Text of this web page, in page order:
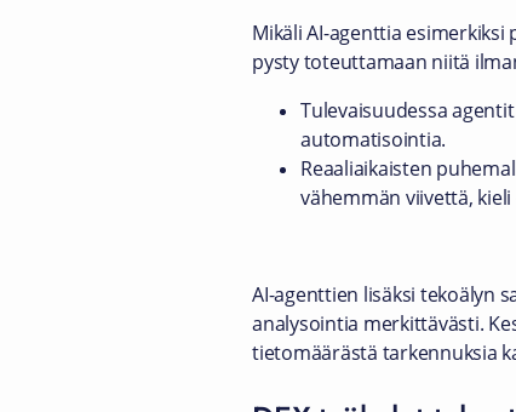
Mikäli AI-agenttia
pysty toteuttamaan niitä
Tulevaisuudessa
automatisointia.
Reaaliaikaisten
vähemmän viivettä,
AI-agenttien lisäksi tekoälyn
analysointia merkittävästi.
tietomäärästä tarkennuksia